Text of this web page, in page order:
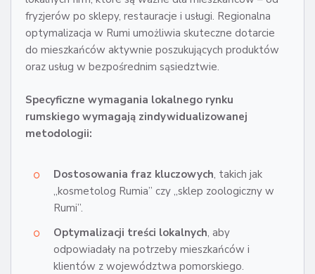
fryzjerów po sklepy, restauracje i usługi. Regionalna
optymalizacja w Rumi umożliwia skuteczne dotarcie
do mieszkańców aktywnie poszukujących produktów
oraz usług w bezpośrednim sąsiedztwie.
Specyficzne wymagania lokalnego rynku
rumskiego wymagają zindywidualizowanej
metodologii:
Dostosowania fraz kluczowych, takich jak
,,kosmetolog Rumia” czy ,,sklep zoologiczny w
Rumi”.
Optymalizacji treści lokalnych, aby
odpowiadały na potrzeby mieszkańców i
klientów z województwa pomorskiego.